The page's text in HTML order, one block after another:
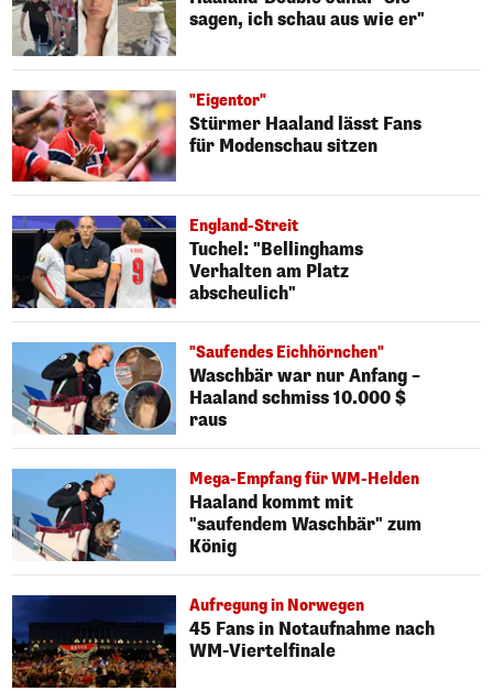
sagen, ich schau aus wie er"
"Eigentor"
Stürmer Haaland lässt Fans
für Modenschau sitzen
England-Streit
Tuchel: "Bellinghams
Verhalten am Platz
abscheulich"
"Saufendes Eichhörnchen"
Waschbär war nur Anfang –
Haaland schmiss 10.000 $
raus
Mega-Empfang für WM-Helden
Haaland kommt mit
"saufendem Waschbär" zum
König
Aufregung in Norwegen
45 Fans in Notaufnahme nach
WM-Viertelfinale